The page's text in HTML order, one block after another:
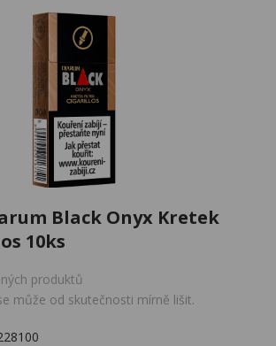
Black Onyx Kretek
10ks
produktů
může od skutečnosti mírně lišit.